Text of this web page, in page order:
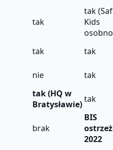
tak
tak
Kids
tak
tak
nie
tak
tak (HQ w
Bratysławie)tak
brak
BIS
2022